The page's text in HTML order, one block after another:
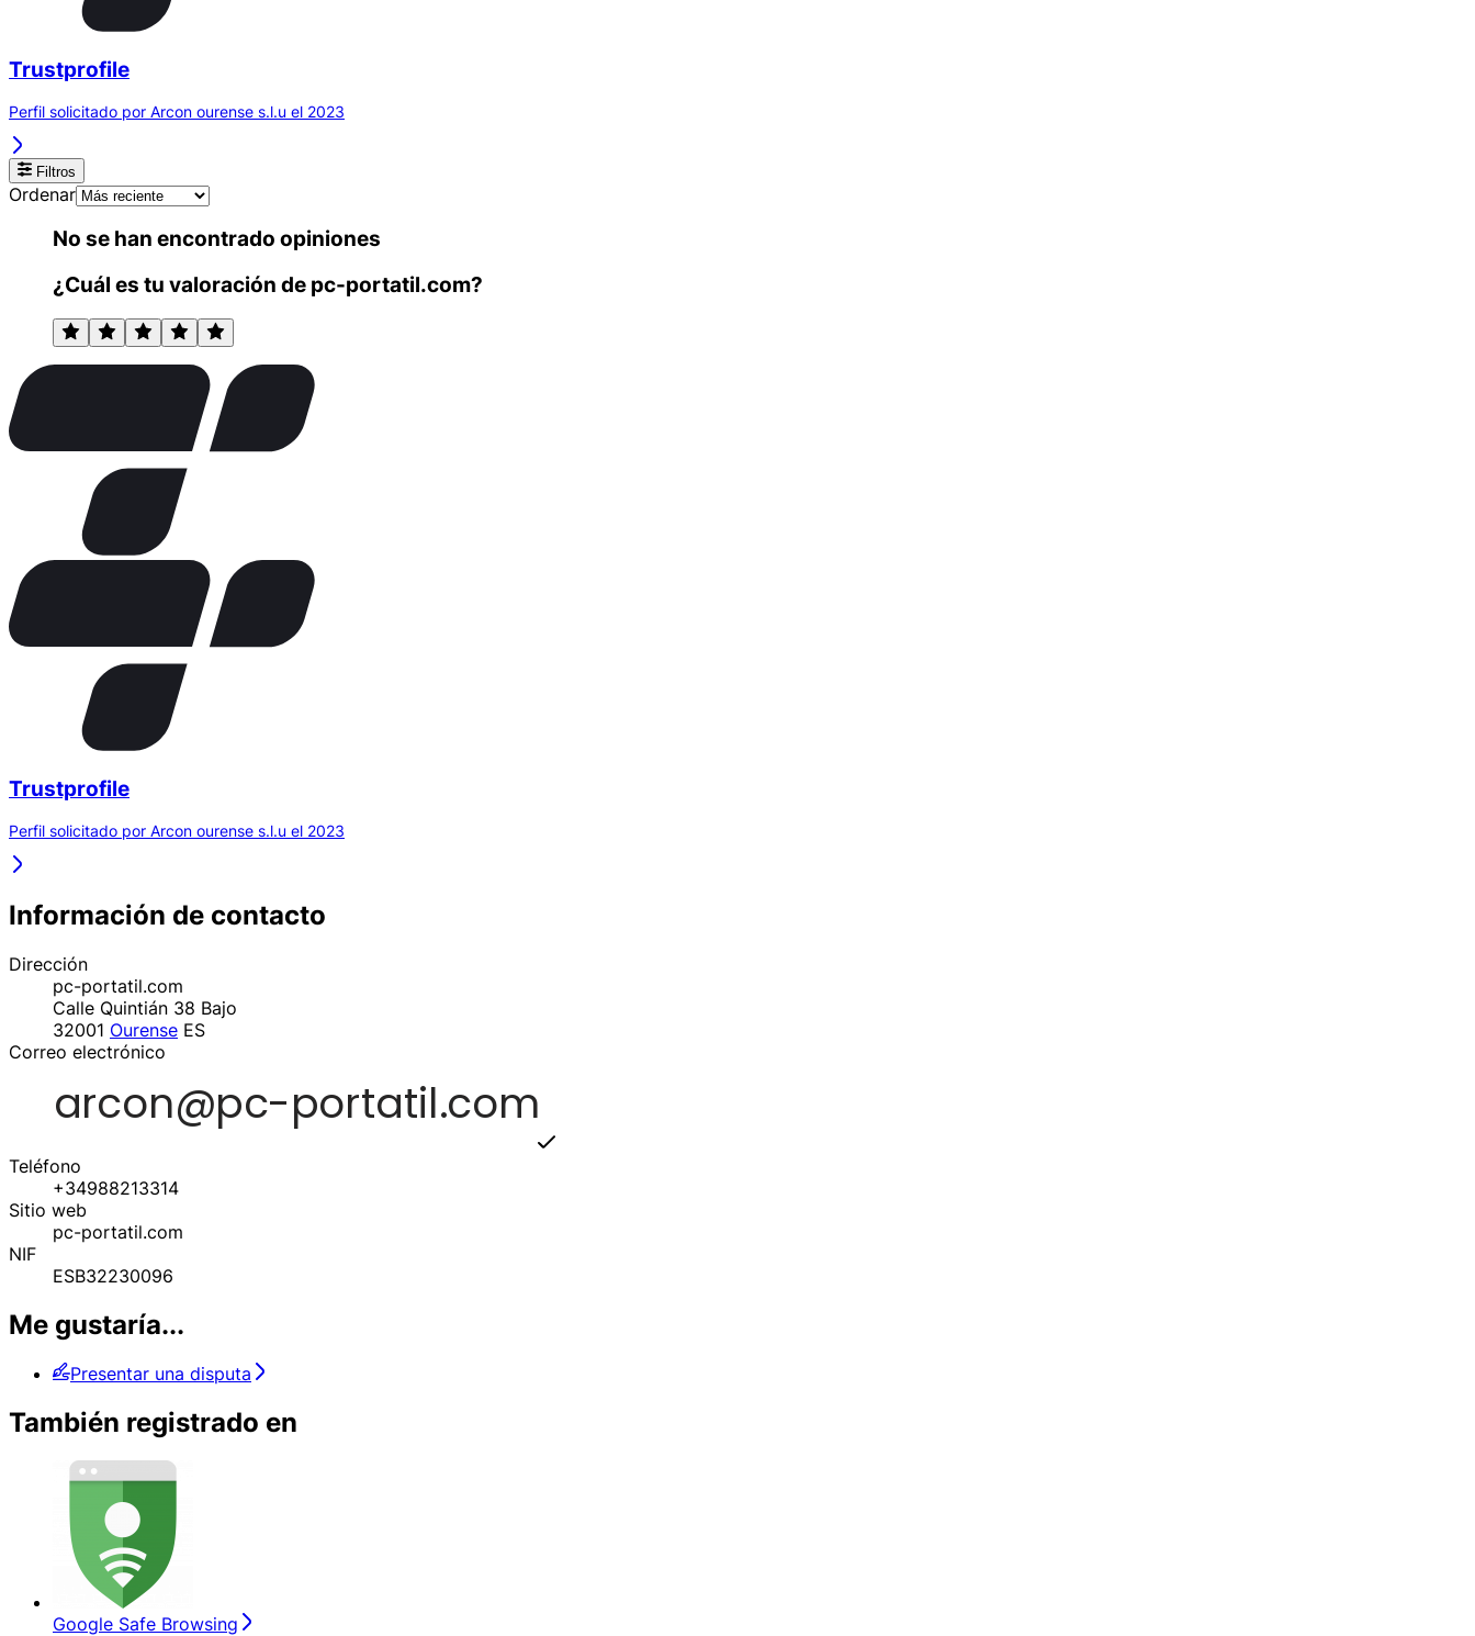
Trustprofile
Perfil solicitado por Arcon ourense s.l.u el 2023
Filtros
Ordenar
No se han encontrado opiniones
¿Cuál es tu valoración de pc-portatil.com?
Trustprofile
Perfil solicitado por Arcon ourense s.l.u el 2023
Información de contacto
Dirección
pc-portatil.com
Calle Quintián 38 Bajo
32001 Ourense ES
Correo electrónico
Teléfono
+34988213314
Sitio web
pc-portatil.com
NIF
ESB32230096
Me gustaría...
Presentar una disputa
También registrado en
Google Safe Browsing